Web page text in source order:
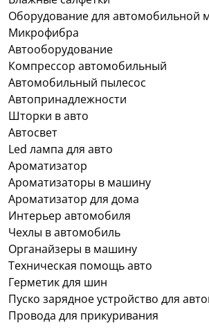
Оборудование для автомобильной
Микрофибра
Автооборудование
Компрессор автомобильный
Автомобильный пылесос
Автопринадлежности
Шторки в авто
Автосвет
Led лампа для авто
Ароматизатор
Ароматизаторы в машину
Ароматизатор для дома
Интерьер автомобиля
Чехлы в автомобиль
Органайзеры в машину
Техническая помощь авто
Герметик для шин
Пуско зарядное устройство для
Провода для прикуривания